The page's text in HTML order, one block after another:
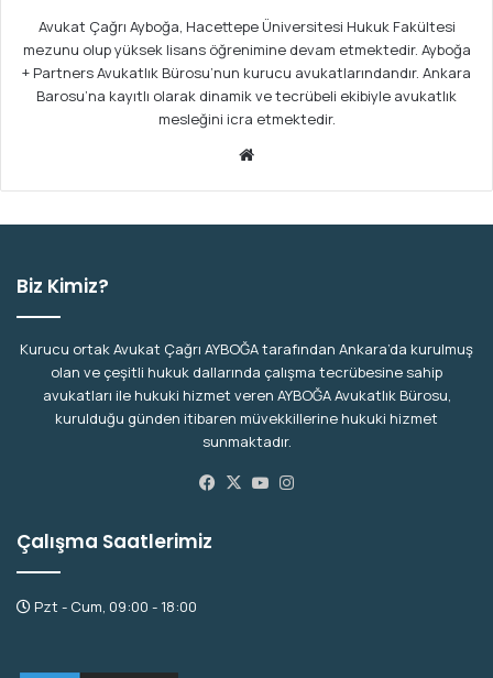
Avukat Çağrı Ayboğa, Hacettepe Üniversitesi Hukuk Fakültesi
mezunu olup yüksek lisans öğrenimine devam etmektedir. Ayboğa
+ Partners Avukatlık Bürosu’nun kurucu avukatlarındandır. Ankara
Barosu’na kayıtlı olarak dinamik ve tecrübeli ekibiyle avukatlık
mesleğini icra etmektedir.
Biz Kimiz?
Kurucu ortak Avukat Çağrı AYBOĞA tarafından Ankara’da kurulmuş
olan ve çeşitli hukuk dallarında çalışma tecrübesine sahip
avukatları ile hukuki hizmet veren AYBOĞA Avukatlık Bürosu,
kurulduğu günden itibaren müvekkillerine hukuki hizmet
sunmaktadır.
Facebook
X YouTube
Çalışma Saatlerimiz
Pzt - Cum, 09:00 - 18:00